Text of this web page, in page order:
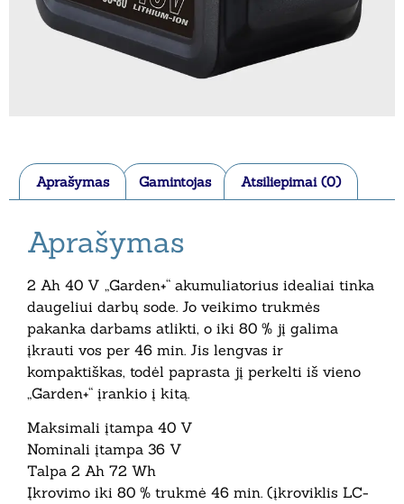
Aprašymas Gamintojas Atsiliepimai (0)
Aprašymas
2 Ah 40 V „Garden+“ akumuliatorius idealiai tinka
daugeliui darbų sode. Jo veikimo trukmės
pakanka darbams atlikti, o iki 80 % jį galima
įkrauti vos per 46 min. Jis lengvas ir
kompaktiškas, todėl paprasta jį perkelti iš vieno
„Garden+“ įrankio į kitą.
Maksimali įtampa 40 V
Nominali įtampa 36 V
Talpa 2 Ah 72 Wh
Įkrovimo iki 80 % trukmė 46 min. (įkroviklis LC-